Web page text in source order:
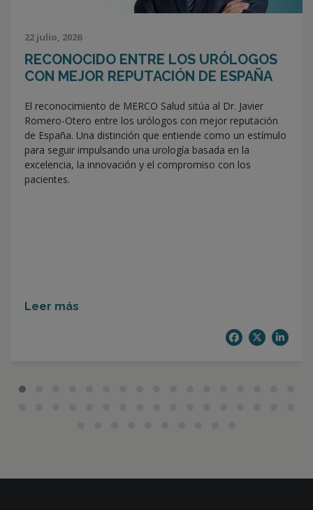
22 julio, 2026
RECONOCIDO ENTRE LOS URÓLOGOS
CON MEJOR REPUTACIÓN DE ESPAÑA
El reconocimiento de MERCO Salud sitúa al Dr. Javier
Romero-Otero entre los urólogos con mejor reputación
de España. Una distinción que entiende como un estímulo
para seguir impulsando una urología basada en la
excelencia, la innovación y el compromiso con los
pacientes.
Leer más